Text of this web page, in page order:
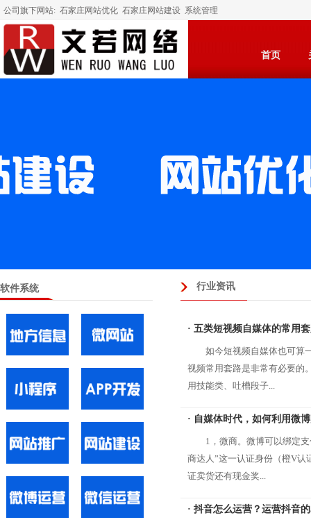
公司旗下网站: 石家庄网站优化 石家庄网站建设 系统管理
首页
软件系统 行业资讯
· 五类短视频自媒体的常用
如今短视频自媒体也可算
视频常用套路是非常有必要的
用技能类、吐槽段子...
· 自媒体时代，如何利用微
1，微商。微博可以绑定
商达人”这一认证身份（橙V认
证卖货还有现金奖...
· 抖音怎么运营？运营抖音